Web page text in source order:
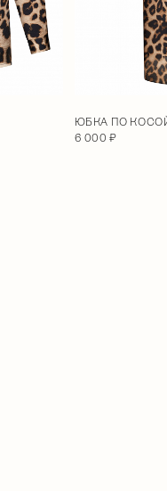
ЮБКА ПО
6 000 ₽